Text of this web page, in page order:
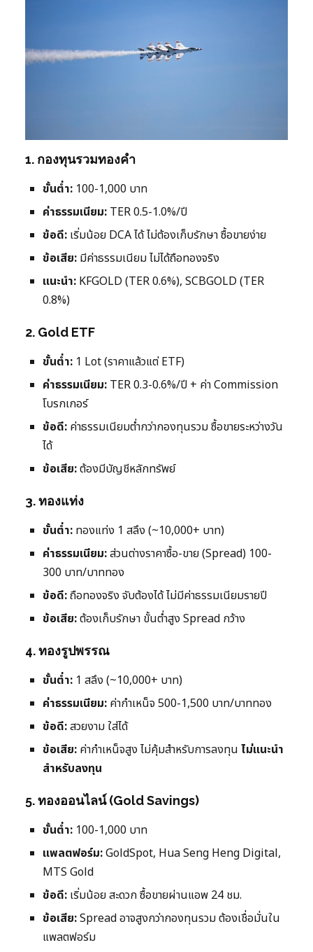
1. กองทุนรวมทองคำ
ขั้นต่ำ: 100-1,000 บาท
ค่าธรรมเนียม: TER 0.5-1.0%/ปี
ข้อดี: เริ่มน้อย DCA ได้ ไม่ต้องเก็บรักษา ซื้อขายง่าย
ข้อเสีย: มีค่าธรรมเนียม ไม่ได้ถือทองจริง
แนะนำ: KFGOLD (TER 0.6%), SCBGOLD (TER
0.8%)
2. Gold ETF
ขั้นต่ำ: 1 Lot (ราคาแล้วแต่ ETF)
ค่าธรรมเนียม: TER 0.3-0.6%/ปี + ค่า Commission
โบรกเกอร์
ข้อดี: ค่าธรรมเนียมต่ำกว่ากองทุนรวม ซื้อขายระหว่างวัน
ได้
ข้อเสีย:ต้องมีบัญชีหลักทรัพย์
3. ทองแท่ง
ขั้นต่ำ: ทองแท่ง 1 สลึง (~10,000+ บาท)
ค่าธรรมเนียม:ส่วนต่างราคาซื้อ-ขาย (Spread) 100-
300 บาท/บาททอง
ข้อดี:ถือทองจริง จับต้องได้ ไม่มีค่าธรรมเนียมรายปี
ข้อเสีย:ต้องเก็บรักษา ขั้นต่ำสูง Spread กว้าง
4. ทองรูปพรรณ
ขั้นต่ำ: 1 สลึง (~10,000+ บาท)
ค่าธรรมเนียม: ค่ากำเหน็จ 500-1,500 บาท/บาททอง
ข้อดี:สวยงาม ใส่ได้
ข้อเสีย: ค่ากำเหน็จสูง ไม่คุ้มสำหรับการลงทุน ไม่แนะนำ
สำหรับลงทุน
5. ทองออนไลน์ (Gold Savings)
ขั้นต่ำ: 100-1,000 บาท
แพลตฟอร์ม:GoldSpot, Hua Seng Heng Digital,
MTS Gold
ข้อดี: เริ่มน้อย สะดวก ซื้อขายผ่านแอพ 24 ชม.
ข้อเสีย:Spread อาจสูงกว่ากองทุนรวม ต้องเชื่อมั่นใน
แพลตฟอร์ม